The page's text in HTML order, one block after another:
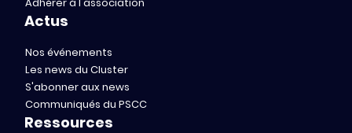
Actus
Nos événements
Les news du Cluster
S'abonner aux news
Communiqués du PSCC
Ressources